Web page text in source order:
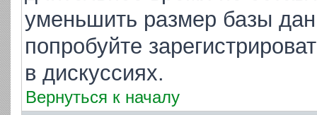
уменьшить размер базы
попробуйте
в дискуссиях.
Вернуться к началу